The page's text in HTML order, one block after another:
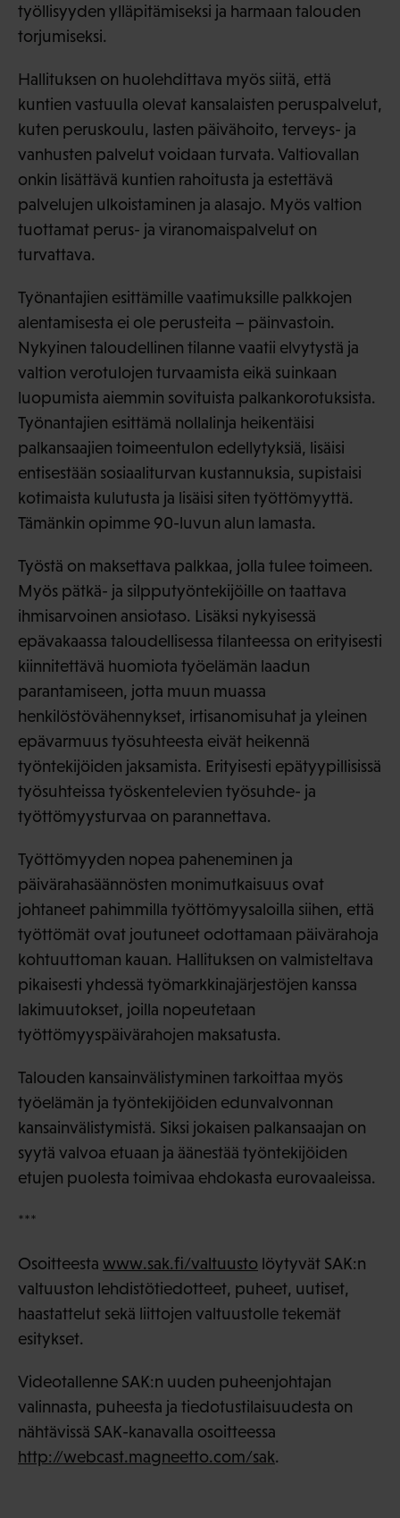
työllisyyden ylläpitämiseksi ja harmaan talouden
torjumiseksi.
Hallituksen on huolehdittava myös siitä, että
kuntien vastuulla olevat kansalaisten peruspalvelut,
kuten peruskoulu, lasten päivähoito, terveys- ja
vanhusten palvelut voidaan turvata. Valtiovallan
onkin lisättävä kuntien rahoitusta ja estettävä
palvelujen ulkoistaminen ja alasajo. Myös valtion
tuottamat perus- ja viranomaispalvelut on
turvattava.
Työnantajien esittämille vaatimuksille palkkojen
alentamisesta ei ole perusteita – päinvastoin.
Nykyinen taloudellinen tilanne vaatii elvytystä ja
valtion verotulojen turvaamista eikä suinkaan
luopumista aiemmin sovituista palkankorotuksista.
Työnantajien esittämä nollalinja heikentäisi
palkansaajien toimeentulon edellytyksiä, lisäisi
entisestään sosiaaliturvan kustannuksia, supistaisi
kotimaista kulutusta ja lisäisi siten työttömyyttä.
Tämänkin opimme 90-luvun alun lamasta.
Työstä on maksettava palkkaa, jolla tulee toimeen.
Myös pätkä- ja silpputyöntekijöille on taattava
ihmisarvoinen ansiotaso. Lisäksi nykyisessä
epävakaassa taloudellisessa tilanteessa on erityisesti
kiinnitettävä huomiota työelämän laadun
parantamiseen, jotta muun muassa
henkilöstövähennykset, irtisanomisuhat ja yleinen
epävarmuus työsuhteesta eivät heikennä
työntekijöiden jaksamista. Erityisesti epätyypillisissä
työsuhteissa työskentelevien työsuhde- ja
työttömyysturvaa on parannettava.
Työttömyyden nopea paheneminen ja
päivärahasäännösten monimutkaisuus ovat
johtaneet pahimmilla työttömyysaloilla siihen, että
työttömät ovat joutuneet odottamaan päivärahoja
kohtuuttoman kauan. Hallituksen on valmisteltava
pikaisesti yhdessä työmarkkinajärjestöjen kanssa
lakimuutokset, joilla nopeutetaan
työttömyyspäivärahojen maksatusta.
Talouden kansainvälistyminen tarkoittaa myös
työelämän ja työntekijöiden edunvalvonnan
kansainvälistymistä. Siksi jokaisen palkansaajan on
syytä valvoa etuaan ja äänestää työntekijöiden
etujen puolesta toimivaa ehdokasta eurovaaleissa.
***
Osoitteesta www.sak.fi/valtuusto löytyvät SAK:n
valtuuston lehdistötiedotteet, puheet, uutiset,
haastattelut sekä liittojen valtuustolle tekemät
esitykset.
Videotallenne SAK:n uuden puheenjohtajan
valinnasta, puheesta ja tiedotustilaisuudesta on
nähtävissä SAK-kanavalla osoitteessa
http://webcast.magneetto.com/sak.